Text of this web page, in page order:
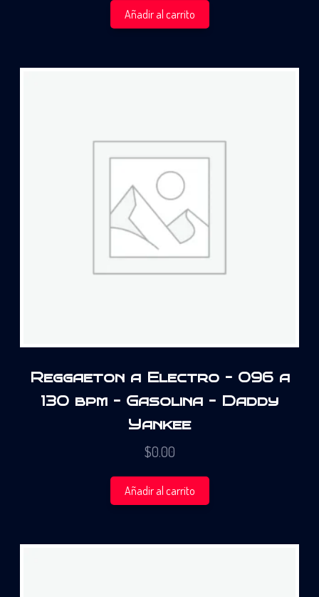
Añadir al carrito
Reggaeton a Electro – 096 a
130 bpm – Gasolina – Daddy
Yankee
$0.00
Añadir al carrito